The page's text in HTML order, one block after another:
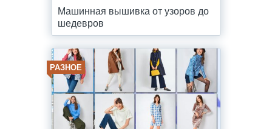
Машинная вышивка от узоров до
шедевров
РАЗНОЕ